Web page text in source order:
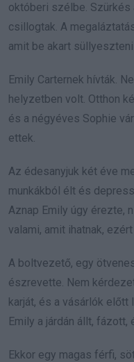
októberi szélbe.
csillogtak. A
amit be akart süllyeszteni
Emily Carternek hívták.
helyzetben volt. Otthon
és a négyéves Sophie
ettek.
Az édesanyjuk két éve
munkákból élt és
Aznap Emily úgy érezte,
valami, amit ihatnak,
A boltvezető, egy
észrevette. Nem
karját, és a vásárlók előtt
Emily a járdán állt,
Ekkor egy magas férfi,